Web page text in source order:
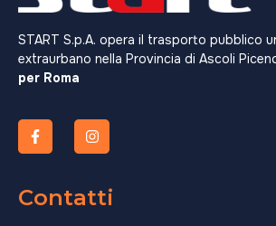
START S.p.A. opera il trasporto pubblico
extraurbano nella Provincia di Ascoli
per Roma
Contatti